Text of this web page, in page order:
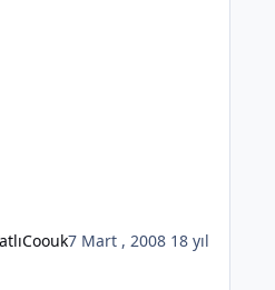
7 Mart , 2008 18 yıl